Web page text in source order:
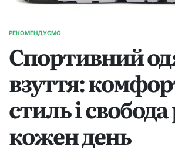
ОПУБЛІКУВАТИ
РЕКОМЕНДУЄМО
Спортивний
взуття:
стиль і
кожен день